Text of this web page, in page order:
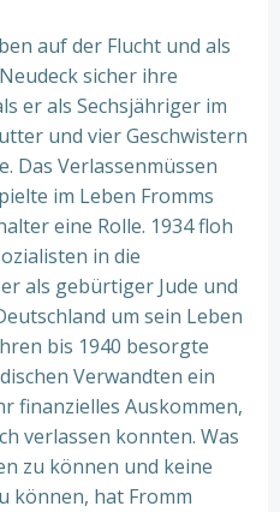
auf der Flucht und als
sicher ihre
er als Sechsjähriger im
und vier Geschwistern
Das Verlassenmüssen
im Leben Fromms
eine Rolle. 1934 floh
in die
als gebürtiger Jude und
um sein Leben
bis 1940 besorgte
Verwandten ein
finanzielles Auskommen,
verlassen konnten. Was
zu können und keine
können, hat Fromm